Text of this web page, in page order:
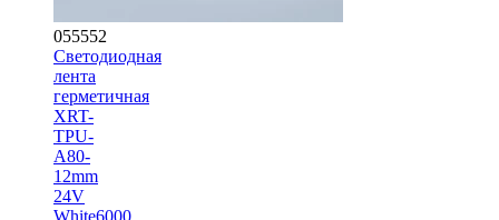
055552
Светодиодная
лента
герметичная
XRT-
TPU-
A80-
12mm
24V
White6000